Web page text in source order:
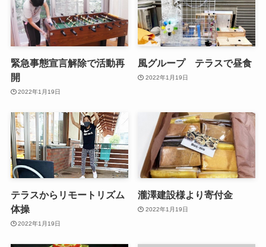
緊急事態宣言解除で活動再
開
2022年1月19日
風グループ テラスで昼食
2022年1月19日
テラスからリモートリズム
体操
2022年1月19日
瀧澤建設様より寄付金
2022年1月19日